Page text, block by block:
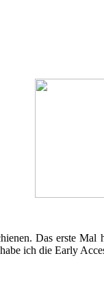
Das erste
ich die Early